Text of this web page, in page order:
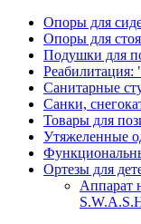
Опоры для
Опоры для
Подушки для
Реабилитация:
Санитарные
Санки,
Товары для
Утяжеленные
Ортезы для
Аппарат